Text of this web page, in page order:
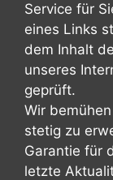
Service für
eines Links
dem Inhalt
unseres
geprüft.
Wir
stetig zu
Garantie für
letzte